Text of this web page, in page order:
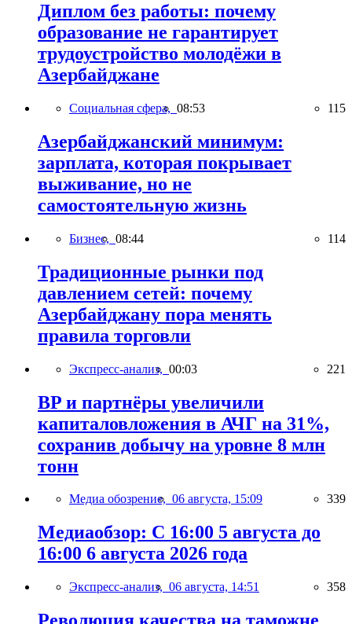
Диплом без работы: почему
образование не гарантирует
трудоустройство молодёжи в
Азербайджане
Социальная сфера, 08:53 115
Азербайджанский минимум:
зарплата, которая покрывает
выживание, но не
самостоятельную жизнь
Бизнес, 08:44 114
Традиционные рынки под
давлением сетей: почему
Азербайджану пора менять
правила торговли
Экспресс-анализ, 00:03 221
BP и партнёры увеличили
капиталовложения в АЧГ на 31%,
сохранив добычу на уровне 8 млн
тонн
Медиа обозрение, 06 августа, 15:09 339
Медиаобзор: С 16:00 5 августа до
16:00 6 августа 2026 года
Экспресс-анализ, 06 августа, 14:51 358